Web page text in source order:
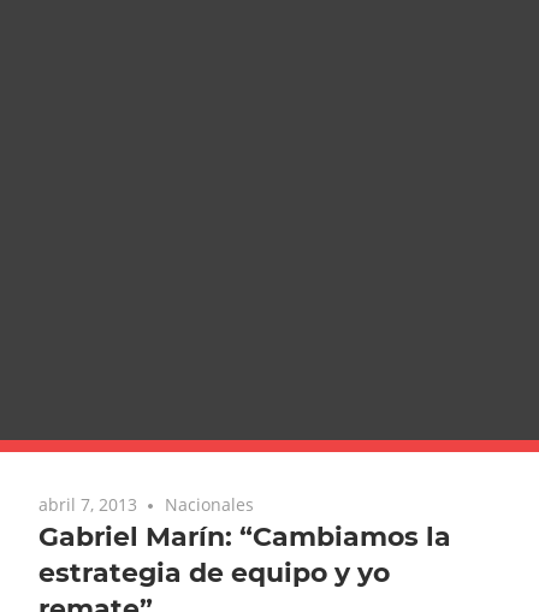
abril 7, 2013 Nacionales
Gabriel Marín: “Cambiamos la
estrategia de equipo y yo